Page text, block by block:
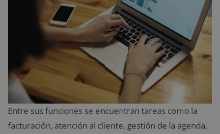
Entre sus funciones se encuentran tareas como la
facturación, atención al cliente, gestión de la agenda,